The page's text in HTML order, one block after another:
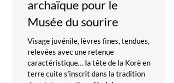
archaïque pour le
Musée du sourire
Visage juvénile, lèvres fines, tendues,
relevées avec une retenue
caractéristique… la tête de la Korè en
terre cuite s’inscrit dans la tradition